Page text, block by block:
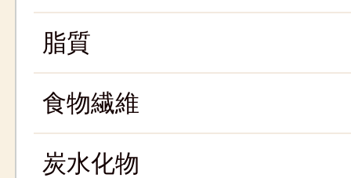
脂質
食物繊維
炭水化物